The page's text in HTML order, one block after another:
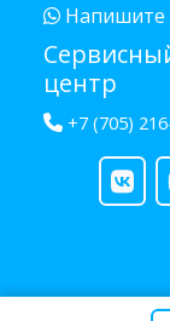
Напишите
центр
+7 (705)